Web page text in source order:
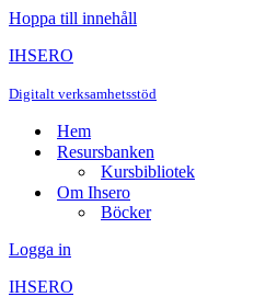
Hoppa till innehåll
IHSERO
Digitalt verksamhetsstöd
Hem
Resursbanken
Kursbibliotek
Om Ihsero
Böcker
Logga in
IHSERO